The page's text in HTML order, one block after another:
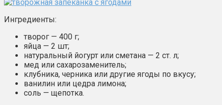
Ингредиенты:
творог — 400 г;
яйца — 2 шт;
натуральный йогурт или сметана — 2 ст. л;
мед или сахарозаменитель;
клубника, черника или другие ягоды по вкусу;
ванилин или цедра лимона;
соль — щепотка.